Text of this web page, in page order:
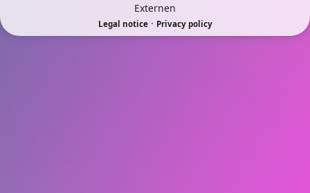
Externen
Legal notice· Privacy policy